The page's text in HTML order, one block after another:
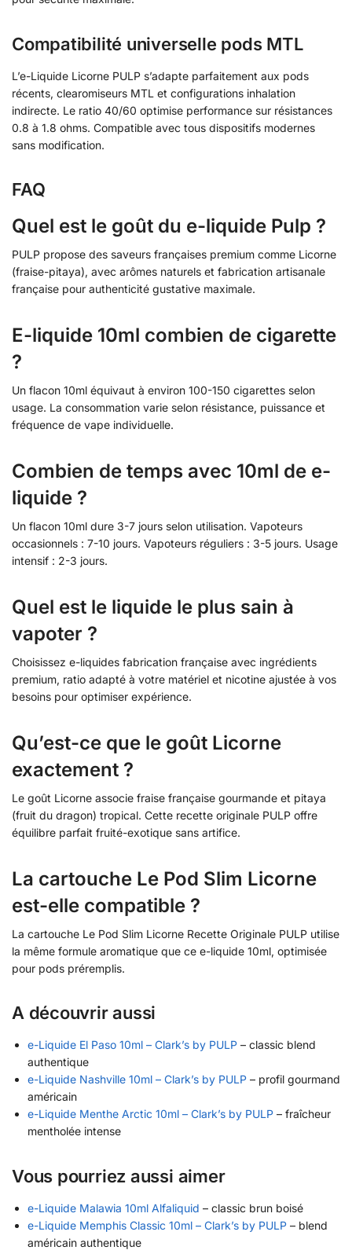
Compatibilité universelle pods MTL
L’e-Liquide Licorne PULP s’adapte parfaitement aux pods
récents, clearomiseurs MTL et configurations inhalation
indirecte. Le ratio 40/60 optimise performance sur résistances
0.8 à 1.8 ohms. Compatible avec tous dispositifs modernes
sans modification.
FAQ
Quel est le goût du e-liquide Pulp ?
PULP propose des saveurs françaises premium comme Licorne
(fraise-pitaya), avec arômes naturels et fabrication artisanale
française pour authenticité gustative maximale.
E-liquide 10ml combien de cigarette
?
Un flacon 10ml équivaut à environ 100-150 cigarettes selon
usage. La consommation varie selon résistance, puissance et
fréquence de vape individuelle.
Combien de temps avec 10ml de e-
liquide ?
Un flacon 10ml dure 3-7 jours selon utilisation. Vapoteurs
occasionnels : 7-10 jours. Vapoteurs réguliers : 3-5 jours. Usage
intensif : 2-3 jours.
Quel est le liquide le plus sain à
vapoter ?
Choisissez e-liquides fabrication française avec ingrédients
premium, ratio adapté à votre matériel et nicotine ajustée à vos
besoins pour optimiser expérience.
Qu’est-ce que le goût Licorne
exactement ?
Le goût Licorne associe fraise française gourmande et pitaya
(fruit du dragon) tropical. Cette recette originale PULP offre
équilibre parfait fruité-exotique sans artifice.
La cartouche Le Pod Slim Licorne
est-elle compatible ?
La cartouche Le Pod Slim Licorne Recette Originale PULP utilise
la même formule aromatique que ce e-liquide 10ml, optimisée
pour pods préremplis.
A découvrir aussi
e-Liquide El Paso 10ml – Clark’s by PULP – classic blend
authentique
e-Liquide Nashville 10ml – Clark’s by PULP – profil gourmand
américain
e-Liquide Menthe Arctic 10ml – Clark’s by PULP – fraîcheur
mentholée intense
Vous pourriez aussi aimer
e-Liquide Malawia 10ml Alfaliquid – classic brun boisé
e-Liquide Memphis Classic 10ml – Clark’s by PULP – blend
américain authentique